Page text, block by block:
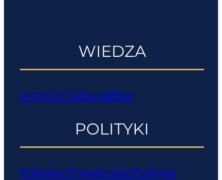
WIEDZA
Instytut GallupaBlog
POLITYKI
Polityka PrywatnościPolityka